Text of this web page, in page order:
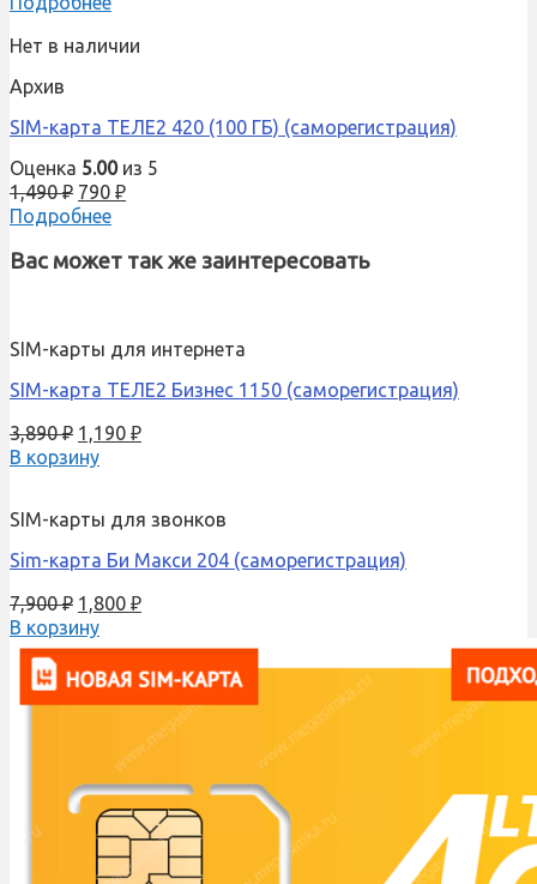
Нет в наличии
Архив
SIM-карта ТЕЛЕ2 420 (100 ГБ) (саморегистрация)
Оценка 5.00из 5
1,490₽ 790 ₽
Подробнее
Вас может так же заинтересовать
SIM-карты для интернета
SIM-карта ТЕЛЕ2 Бизнес 1150 (саморегистрация)
3,890₽ 1,190 ₽
В корзину
SIM-карты для звонков
Sim-карта Би Макси 204 (саморегистрация)
7,900₽ 1,800 ₽
В корзину